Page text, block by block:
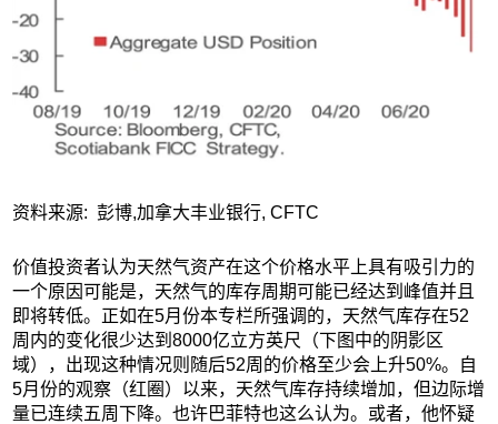
资料来源: 彭博,加拿大丰业银行, CFTC
价值投资者认为天然气资产在这个价格水平上具有吸引力的
一个原因可能是，天然气的库存周期可能已经达到峰值并且
即将转低。正如在5月份本专栏所强调的，天然气库存在52
周内的变化很少达到8000亿立方英尺（下图中的阴影区
域），出现这种情况则随后52周的价格至少会上升50%。自
5月份的观察（红圈）以来，天然气库存持续增加，但边际增
量已连续五周下降。也许巴菲特也这么认为。或者，他怀疑